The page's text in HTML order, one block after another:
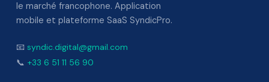
le marché francophone. Application
mobile et plateforme SaaS SyndicPro.
📧 syndic.digital@gmail.com
📞 +33 6 51 11 56 90